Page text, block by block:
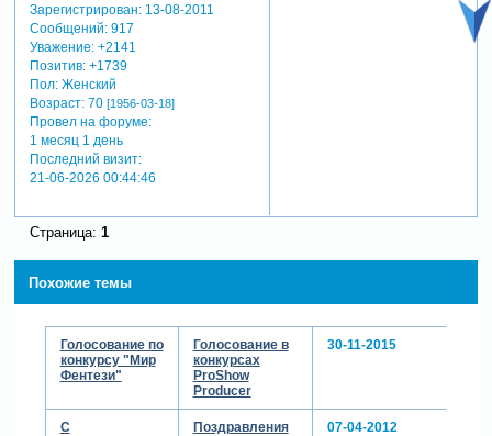
Зарегистрирован: 13-08-2011
Сообщений:917
Уважение: +2141
Позитив: +1739
Пол:Женский
Возраст:70 [1956-03-18]
Провел на форуме:
1 месяц 1 день
Последний визит:
21-06-2026 00:44:46
Страница: 1
Похожие темы
Голосование по
конкурсу "Мир
Фентези"
Голосование в
конкурсах
ProShow
Producer
30-11-2015
С
Поздравления 07-04-2012